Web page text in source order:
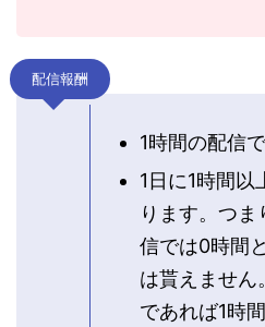
配信報酬
1時間の配信
1日に1時間以
ります。つ
信では0時間
は貰えません
であれば1時